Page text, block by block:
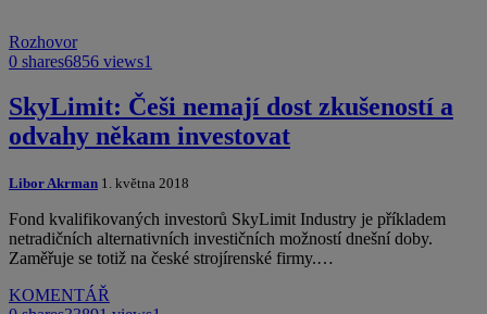
Rozhovor
0 shares6856 views1
SkyLimit: Češi nemají dost zkušeností a
odvahy někam investovat
Libor Akrman 1. května 2018
Fond kvalifikovaných investorů SkyLimit Industry je příkladem
netradičních alternativních investičních možností dnešní doby.
Zaměřuje se totiž na české strojírenské firmy.…
KOMENTÁŘ